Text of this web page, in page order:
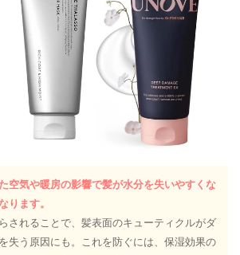
空気や暖房の影響で髪が水分を失いやすくな
ります。
されることで、髪表面のキューティクルがダ
失う原因にも。これを防ぐには、保湿効果の